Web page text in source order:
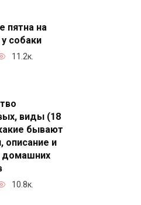
пятна на
собаки
11.2к.
виды (18
бывают
описание и
домашних
10.8к.